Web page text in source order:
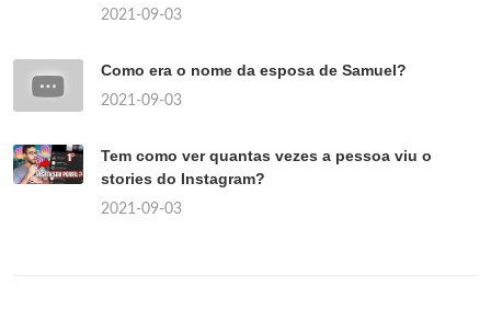
2021-09-03
Como era o nome da esposa de Samuel?
2021-09-03
Tem como ver quantas vezes a pessoa viu o
stories do Instagram?
2021-09-03